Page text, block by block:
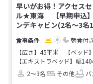
早いがお得！アクセス
ル★東海 【早期申込
ンデキャビン(2名～3名
朝食付き
【広さ】45平米
【ベッ
【エキストラベッド】幅
2～3名
その他 バ